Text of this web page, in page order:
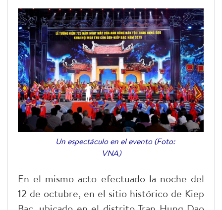
Un espectáculo en el evento (Foto:
VNA)
En el mismo acto efectuado la noche del
12 de octubre, en el sitio histórico de Kiep